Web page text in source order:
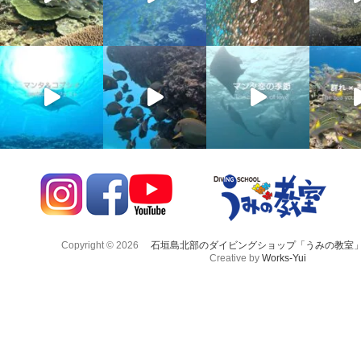
Copyright © 2026
石垣島北部のダイビングショップ「うみの教室
Creative by Works-Yui